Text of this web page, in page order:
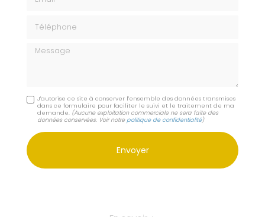
Message
J'autorise ce site à conserver l'ensemble des données transmises
dans ce formulaire pour faciliter le suivi et le traitement de ma
demande. (Aucune exploitation commerciale ne sera faite des
données conservées. Voir notre politique de confidentialité)